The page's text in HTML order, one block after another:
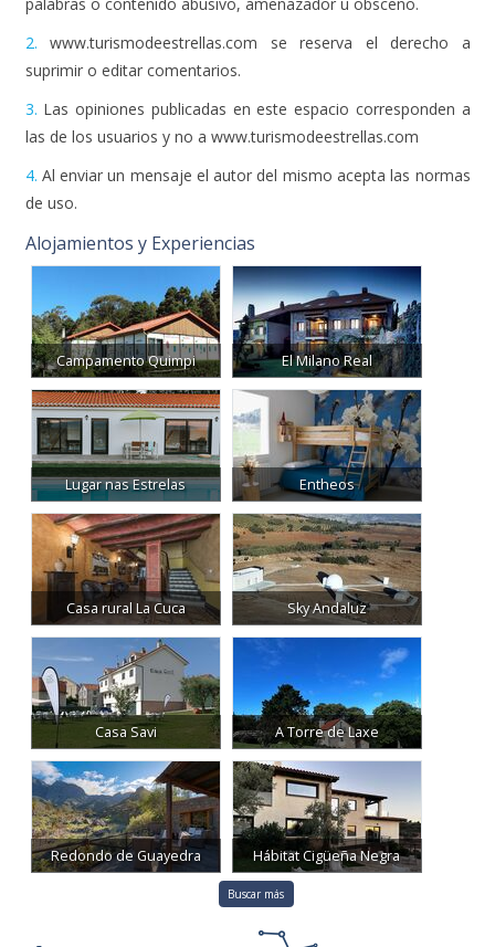
3.Las opiniones publicadas en este espacio corresponden a
4.Al enviar un mensaje el autor del mismo acepta las normas
Alojamientos y Experiencias
Campamento Quimpi El Milano Real
Lugar nas Estrelas Entheos
Casa rural La Cuca Sky Andaluz
Casa Savi A Torre de Laxe
Redondo de Guayedra Hábitat Cigüeña Negra
Buscar más